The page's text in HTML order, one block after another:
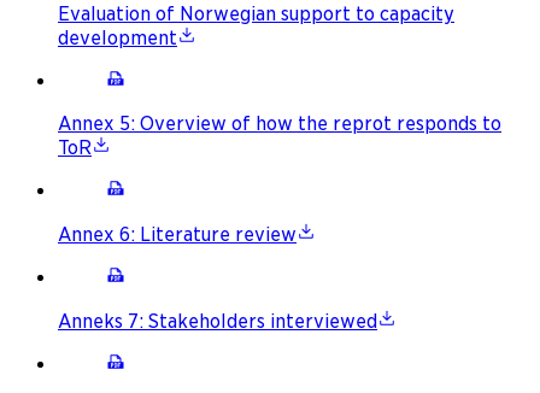
Evaluation of Norwegian support to capacity
development
Annex 5: Overview of how the reprot responds to
ToR
Annex 6: Literature review
Anneks 7: Stakeholders interviewed